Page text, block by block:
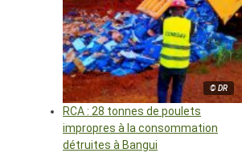
© DR
RCA : 28 tonnes de poulets
impropres à la consommation
détruites à Bangui